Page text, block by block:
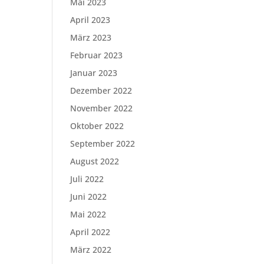
April 2023
März 2023
Februar 2023
Januar 2023
Dezember 2022
November 2022
Oktober 2022
September 2022
August 2022
Juli 2022
Juni 2022
Mai 2022
April 2022
März 2022